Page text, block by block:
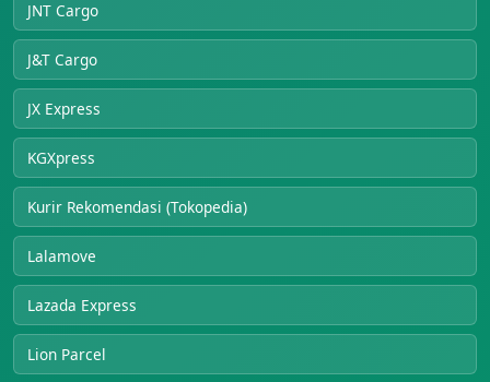
JNT Cargo
J&T Cargo
JX Express
KGXpress
Kurir Rekomendasi (Tokopedia)
Lalamove
Lazada Express
Lion Parcel